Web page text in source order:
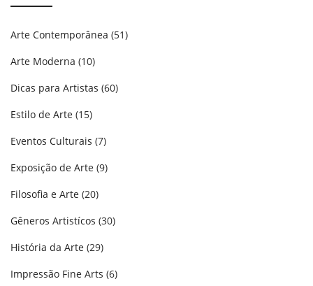
Arte Contemporânea (51)
Arte Moderna (10)
Dicas para Artistas (60)
Estilo de Arte (15)
Eventos Culturais (7)
Exposição de Arte (9)
Filosofia e Arte (20)
Gêneros Artistícos (30)
História da Arte (29)
Impressão Fine Arts (6)